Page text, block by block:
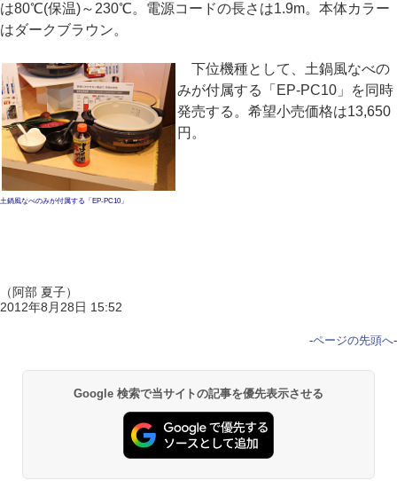
は80℃(保温)～230℃。電源コードの長さは1.9m。本体カラー
はダークブラウン。
土鍋風なべのみが付属する「EP-PC10」
下位機種として、土鍋風なべの
みが付属する「EP-PC10」を同時
発売する。希望小売価格は13,650
円。
（阿部 夏子）
2012年8月28日 15:52
-ページの先頭へ-
Google 検索で当サイトの記事を優先表示させる